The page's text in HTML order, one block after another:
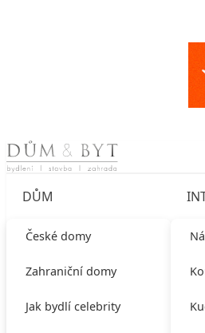
Skip to content
DŮM
České domy
Zahraniční domy
Jak bydlí celebrity